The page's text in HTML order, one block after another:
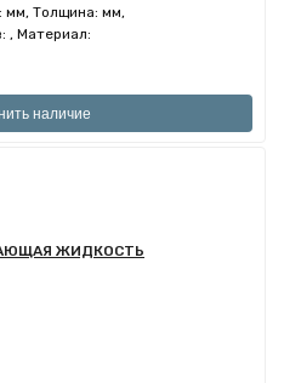
Толщина: мм,
, Материал:
наличие
ЖИДКОСТЬ